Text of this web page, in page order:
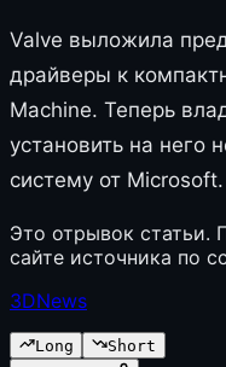
Valve выложила
драйверы к
Machine. Теперь
установить на него
систему от Microsoft.
Это отрывок статьи.
сайте источника по
3DNews
Long
Short